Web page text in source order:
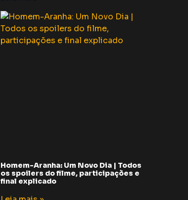
Homem-Aranha: Um Novo Dia | Todos
os spoilers do filme, participações e
final explicado